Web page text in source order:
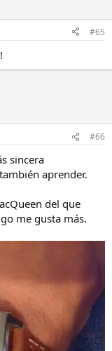
#65
#66
sincera
aprender.
del que
me gusta más.